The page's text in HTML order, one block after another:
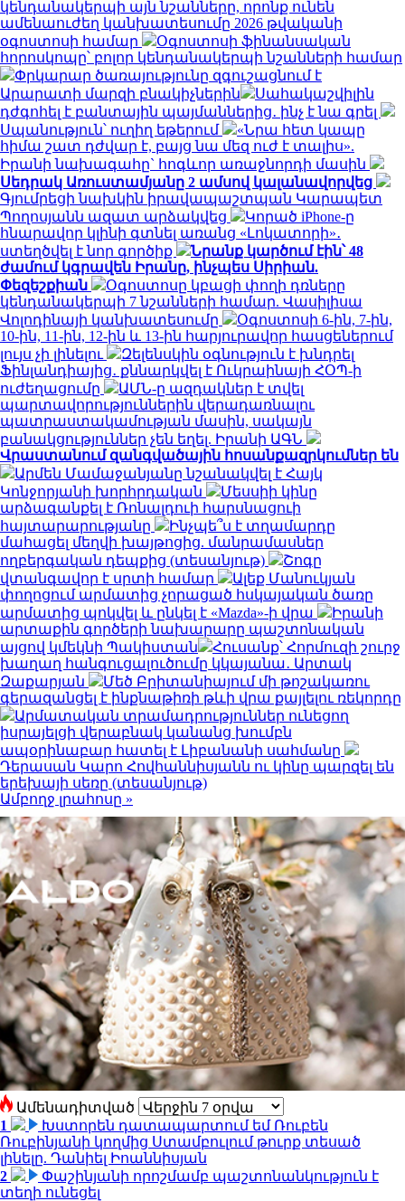
կենդանակերպի այն նշանները, որոնք ունեն
ամենաուժեղ կանխատեսումը 2026 թվականի
օգոստոսի համար
Օգոստոսի ֆինանսական
հորոսկոպը՝ բոլոր կենդանակերպի նշանների համար
Փրկարար ծառայությունը զգուշացնում է
Արարատի մարզի բնակիչներին
Սահակաշվիլին
դժգոհել է բանտային պայմաններից․ ինչ է նա գրել
Սպանություն՝ ուղիղ եթերում
«Նրա հետ կապը
հիմա շատ դժվար է, բայց նա մեզ ուժ է տալիս».
Իրանի նախագահը` հոգևոր առաջնորդի մասին
Սեդրակ Առուստամյանը 2 ամսով կալանավորվեց
Գյումրեցի նախկին իրավապաշտպան Կարապետ
Պողոսյանն ազատ արձակվեց
Կորած iPhone-ը
հնարավոր կլինի գտնել առանց «Լոկատորի»․
ստեղծվել է նոր գործիք
Նրանք կարծում էին՝ 48
ժամում կգրավեն Իրանը, ինչպես Սիրիան.
Փեզեշքիան
Օգոստոսը կբացի փողի դռները
կենդանակերպի 7 նշանների համար. Վասիլիսա
Վոլոդինայի կանխատեսումը
Օգոստոսի 6-ին, 7-ին,
10-ին, 11-ին, 12-ին և 13-ին հարյուրավոր հասցեներում
լույս չի լինելու
Զելենսկին օգնություն է խնդրել
Ֆինլանդիայից․ քննարկվել է Ուկրաինայի ՀՕՊ-ի
ուժեղացումը
ԱՄՆ-ը ազդակներ է տվել
պարտավորություններին վերադառնալու
պատրաստակամության մասին, սակայն
բանակցություններ չեն եղել. Իրանի ԱԳՆ
Վրաստանում զանգվածային հոսանքազրկումներ են
Արմեն Մամաջանյանը նշանակվել է Հայկ
Կոնջորյանի խորհրդական
Մեսսիի կինը
արձագանքել է Ռոնալդուի հարսնացուի
հայտարարությանը
Ինչպե՞ս է տղամարդը
մահացել մեղվի խայթոցից. մանրամասներ
ողբերգական դեպքից (տեսանյութ)
Շոգը
վտանգավոր է սրտի համար
Ալեք Մանուկյան
փողոցում արմատից չորացած հսկայական ծառը
արմատից պոկվել և ընկել է «Mazda»-ի վրա
Իրանի
արտաքին գործերի նախարարը պաշտոնական
այցով կմեկնի Պակիստան
Հուսանք՝ Հորմուզի շուրջ
խաղաղ հանգուցալուծումը կկայանա․ Արտակ
Զաքարյան
Մեծ Բրիտանիայում մի թոշակառու
գերազանցել է ինքնաթիռի թևի վրա քայլելու ռեկորդը
Արմատական տրամադրություններ ունեցող
իսրայելցի վերաբնակ կանանց խումբն
ապօրինաբար հատել է Լիբանանի սահմանը
Դերասան Կարո Հովհաննիսյանն ու կինը պարզել են
երեխայի սեռը (տեսանյութ)
Ամբողջ լրահոսը »
Ամենադիտված
1
Խստորեն դատապարտում եմ Ռուբեն
Ռուբինյանի կողմից Ստամբուլում թուրք տեսած
լինելը. Դանիել Իոաննիսյան
2
Փաշինյանի որոշմամբ պաշտոնանկություն է
տեղի ունեցել